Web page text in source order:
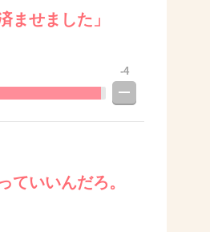
ませました」
-4
ていいんだろ。